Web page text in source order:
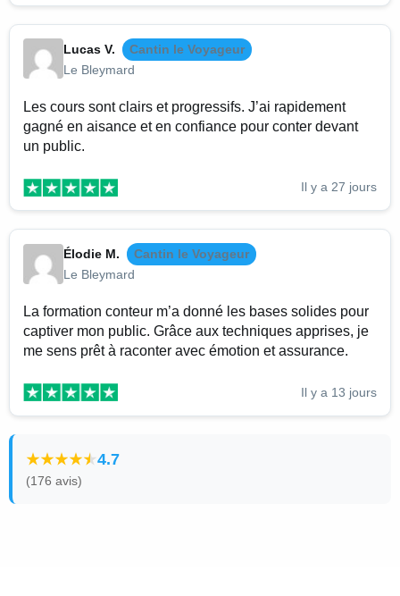
Lucas V.
Cantin le Voyageur
Le Bleymard
Les cours sont clairs et progressifs. J’ai rapidement
gagné en aisance et en confiance pour conter devant
un public.
Il y a 27 jours
Élodie M.
Cantin le Voyageur
Le Bleymard
La formation conteur m’a donné les bases solides pour
captiver mon public. Grâce aux techniques apprises, je
me sens prêt à raconter avec émotion et assurance.
Il y a 13 jours
4.7
(176 avis)